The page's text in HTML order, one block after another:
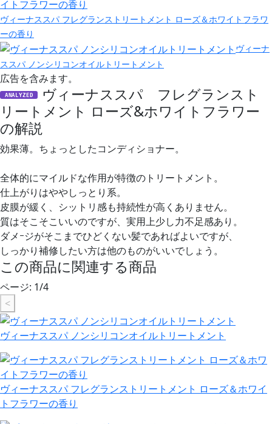
ヴィーナススパ フレグランストリートメント ローズ＆ホワイトフラワ
ーの香り
ヴィーナ
ススパ ノンシリコンオイルトリートメント
広告を含みます。
ANALYZED
ヴィーナススパ フレグランスト
リートメント ローズ&ホワイトフラワー
の解説
効果薄。ちょっとしたコンディショナー。
全体的にマイルドな作用が特徴のトリートメント。
仕上がりはややしっとり系。
皮膜が緩く、シットリ感も持続性が高くありません。
質はそこそこいいのですが、実用上少し力不足感あり。
ダメｰジがそこまでひどくない髪であればよいですが、
しっかり補修したい方は他のものがいいでしょう。
この商品に関連する商品
ページ: 1/4
<
ヴィーナススパ ノンシリコンオイルトリートメント
ヴィーナススパ フレグランストリートメント ローズ＆ホワイ
トフラワーの香り